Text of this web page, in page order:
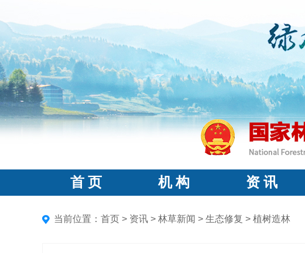
首 页 机 构 资 讯
当前位置： 首页 > 资讯 > 林草新闻 > 生态修复 > 植树造林